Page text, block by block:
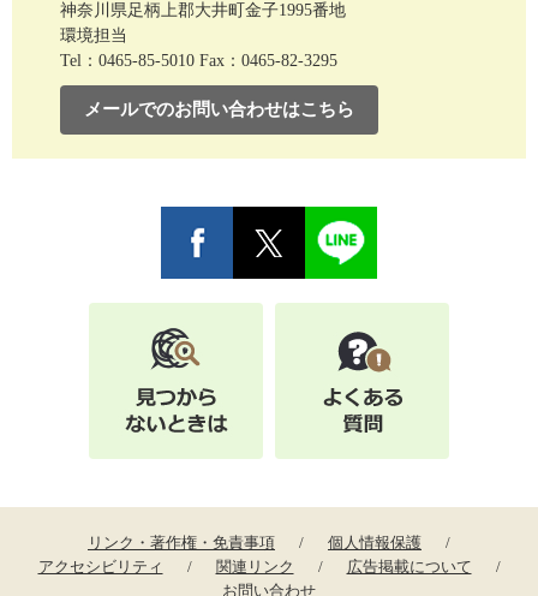
神奈川県足柄上郡大井町金子1995番地
環境担当
Tel：0465-85-5010 Fax：0465-82-3295
メールでのお問い合わせはこちら
リンク・著作権・免責事項
個人情報保護
アクセシビリティ
関連リンク
広告掲載について
お問い合わせ